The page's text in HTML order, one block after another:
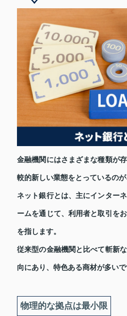
金融機関にはさまざまな種類が
較的新しい業態をとっているのが
ネット銀行とは、主にインター
ームを通じて、利用者と取引を
を指します。
従来型の金融機関と比べて斬新
向にあり、特色ある商材が多いで
物理的な拠点は最小限